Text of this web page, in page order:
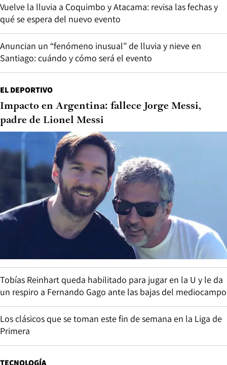
Vuelve la lluvia a Coquimbo y Atacama: revisa las fechas y
qué se espera del nuevo evento
Anuncian un “fenómeno inusual” de lluvia y nieve en
Santiago: cuándo y cómo será el evento
EL DEPORTIVO
Impacto en Argentina: fallece Jorge Messi,
padre de Lionel Messi
Tobías Reinhart queda habilitado para jugar en la U y le da
un respiro a Fernando Gago ante las bajas del mediocampo
Los clásicos que se toman este fin de semana en la Liga de
Primera
TECNOLOGÍA